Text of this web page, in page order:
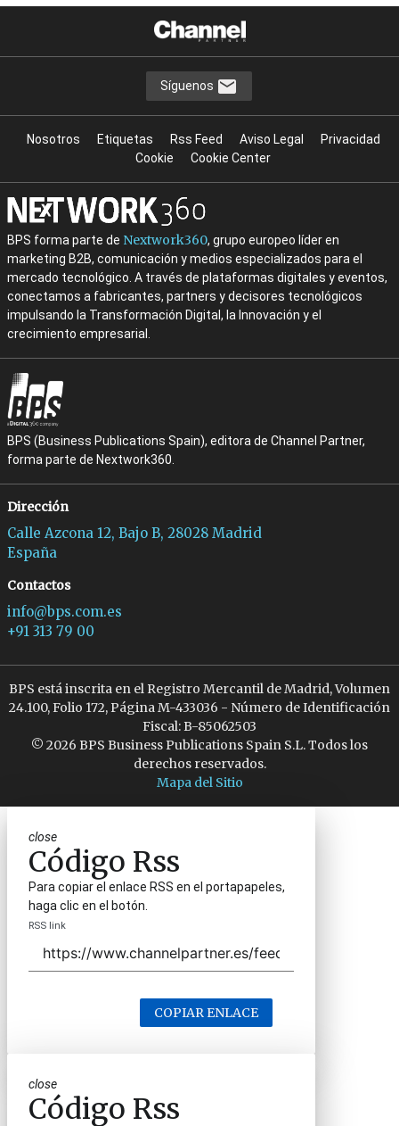
Síguenos
Nosotros Etiquetas Rss Feed Aviso Legal
Privacidad
Cookie
Cookie Center
BPS forma parte de Nextwork360, grupo europeo líder en
marketing B2B, comunicación y medios especializados para el
mercado tecnológico. A través de plataformas digitales y eventos,
conectamos a fabricantes, partners y decisores tecnológicos
impulsando la Transformación Digital, la Innovación y el
crecimiento empresarial.
BPS (Business Publications Spain), editora de Channel Partner,
forma parte de Nextwork360.
Dirección
Calle Azcona 12, Bajo B, 28028 Madrid
España
Contactos
info@bps.com.es
+91 313 79 00
BPS está inscrita en el Registro Mercantil de Madrid, Volumen
24.100, Folio 172, Página M-433036 - Número de Identificación
Fiscal: B-85062503
© 2026 BPS Business Publications Spain S.L. Todos los
derechos reservados.
Mapa del Sitio
close
Código Rss
Para copiar el enlace RSS en el portapapeles,
haga clic en el botón.
RSS link
COPIAR ENLACE
close
Código Rss